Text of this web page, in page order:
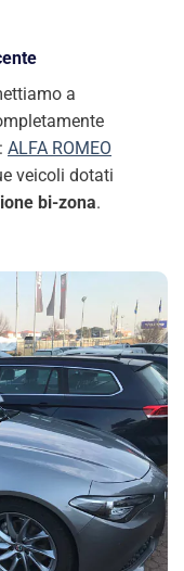
a
ALFA ROMEO
veicoli dotati
bi-zona.